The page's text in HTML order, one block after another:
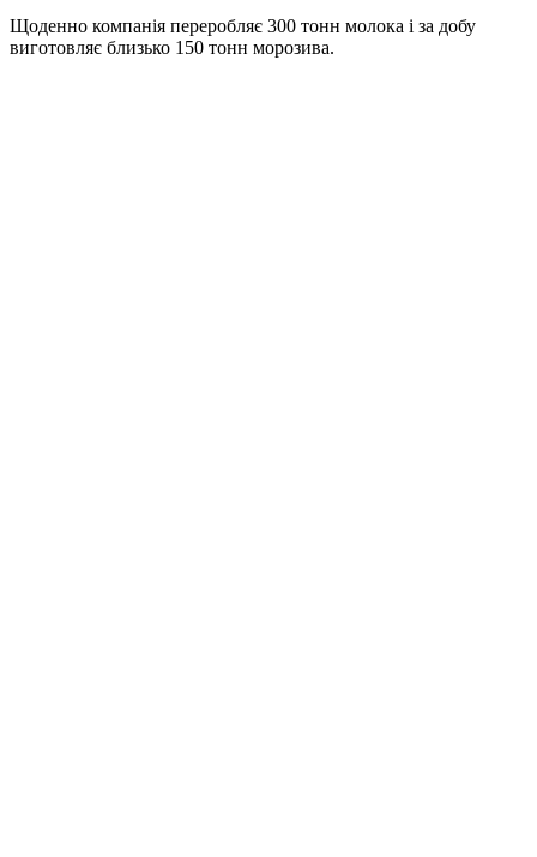
Щоденно компанія переробляє 300 тонн молока і за добу
виготовляє близько 150 тонн морозива.